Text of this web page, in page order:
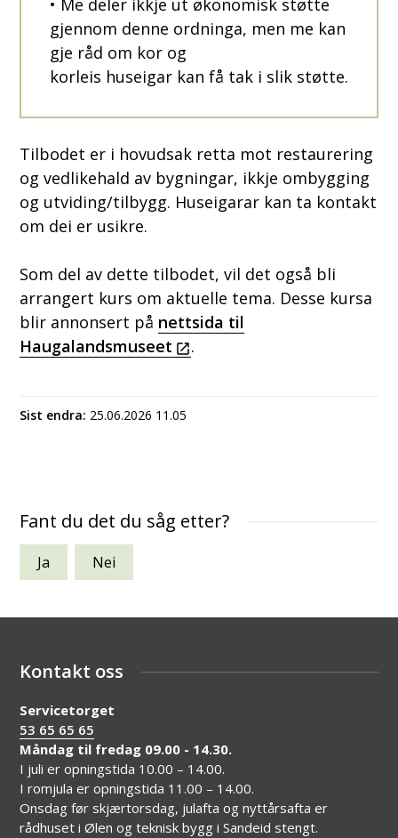
• Me deler ikkje ut økonomisk støtte
gjennom denne ordninga, men me kan
gje råd om kor og
korleis huseigar kan få tak i slik støtte.
Tilbodet er i hovudsak retta mot restaurering
og vedlikehald av bygningar, ikkje ombygging
og utviding/tilbygg. Huseigarar kan ta kontakt
om dei er usikre.
Som del av dette tilbodet, vil det også bli
arrangert kurs om aktuelle tema. Desse kursa
blir annonsert på nettsida til
Haugalandsmuseet
.
Sist endra 25.06.2026 11.05
Fant du det du såg etter?
Ja Nei
Kontakt oss
Servicetorget
53 65 65 65
Måndag til fredag 09.00 - 14.30.
I juli er opningstida 10.00 – 14.00.
I romjula er opningstida 11.00 – 14.00.
Onsdag før skjærtorsdag, julafta og nyttårsafta er
rådhuset i Ølen og teknisk bygg i Sandeid stengt.